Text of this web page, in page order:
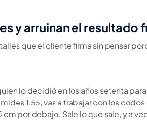
y arruinan el resultado
que el cliente firma sin pensar
lo decidió en los años setenta para
1,55, vas a trabajar con los
por debajo. Sale lo que sale, y a